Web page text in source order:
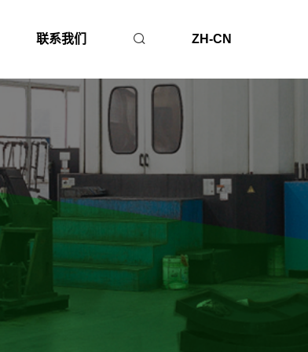
联系我们 ZH-CN